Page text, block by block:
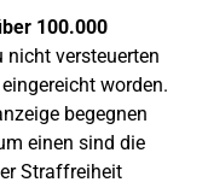
100.000
nicht versteuerten
worden.
begegnen
einen sind die
Straffreiheit